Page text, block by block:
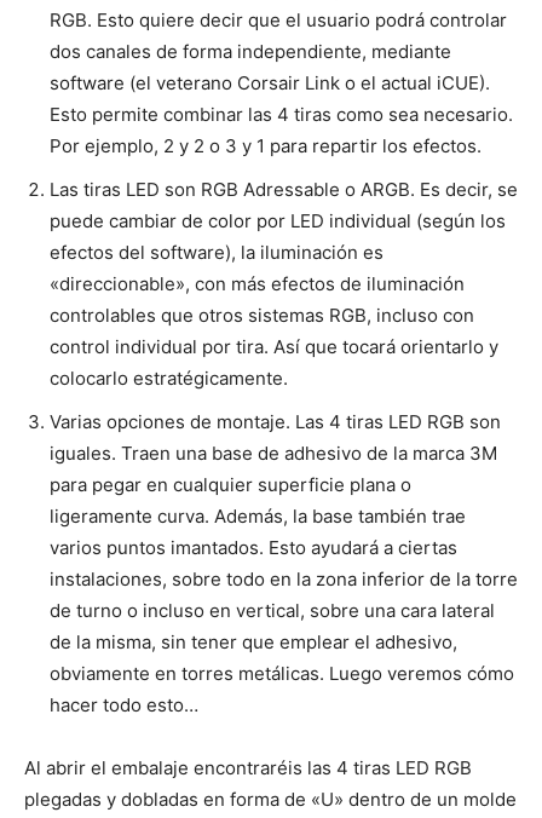
RGB. Esto quiere decir que el usuario podrá controlar
dos canales de forma independiente, mediante
software (el veterano Corsair Link o el actual iCUE).
Esto permite combinar las 4 tiras como sea necesario.
Por ejemplo, 2 y 2 o 3 y 1 para repartir los efectos.
Las tiras LED son RGB Adressable o ARGB. Es decir, se
puede cambiar de color por LED individual (según los
efectos del software), la iluminación es
«direccionable», con más efectos de iluminación
controlables que otros sistemas RGB, incluso con
control individual por tira. Así que tocará orientarlo y
colocarlo estratégicamente.
Varias opciones de montaje. Las 4 tiras LED RGB son
iguales. Traen una base de adhesivo de la marca 3M
para pegar en cualquier superficie plana o
ligeramente curva. Además, la base también trae
varios puntos imantados. Esto ayudará a ciertas
instalaciones, sobre todo en la zona inferior de la torre
de turno o incluso en vertical, sobre una cara lateral
de la misma, sin tener que emplear el adhesivo,
obviamente en torres metálicas. Luego veremos cómo
hacer todo esto…
Al abrir el embalaje encontraréis las 4 tiras LED RGB
plegadas y dobladas en forma de «U» dentro de un molde